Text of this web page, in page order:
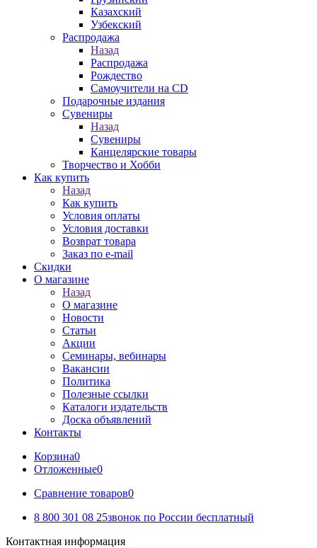
Казахский
Узбекский
Распродажа
Назад
Распродажа
Рождество
Самоучители на CD
Подарочные издания
Сувениры
Назад
Сувениры
Канцелярские товары
Творчество и Хобби
Как купить
Назад
Как купить
Условия оплаты
Условия доставки
Возврат товара
Заказ по e-mail
Скидки
О магазине
Назад
О магазине
Новости
Статьи
Акции
Семинары, вебинары
Вакансии
Политика
Полезные ссылки
Каталоги издательств
Доска объявлений
Контакты
Корзина0
Отложенные0
Сравнение товаров0
8 800 301 08 25звонок по России бесплатный
Контактная информация